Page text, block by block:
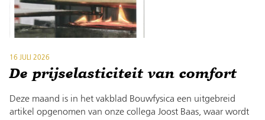
16 JULI 2026
De prijselasticiteit van comfort
Deze maand is in het vakblad Bouwfysica een uitgebreid
artikel opgenomen van onze collega Joost Baas, waar wordt